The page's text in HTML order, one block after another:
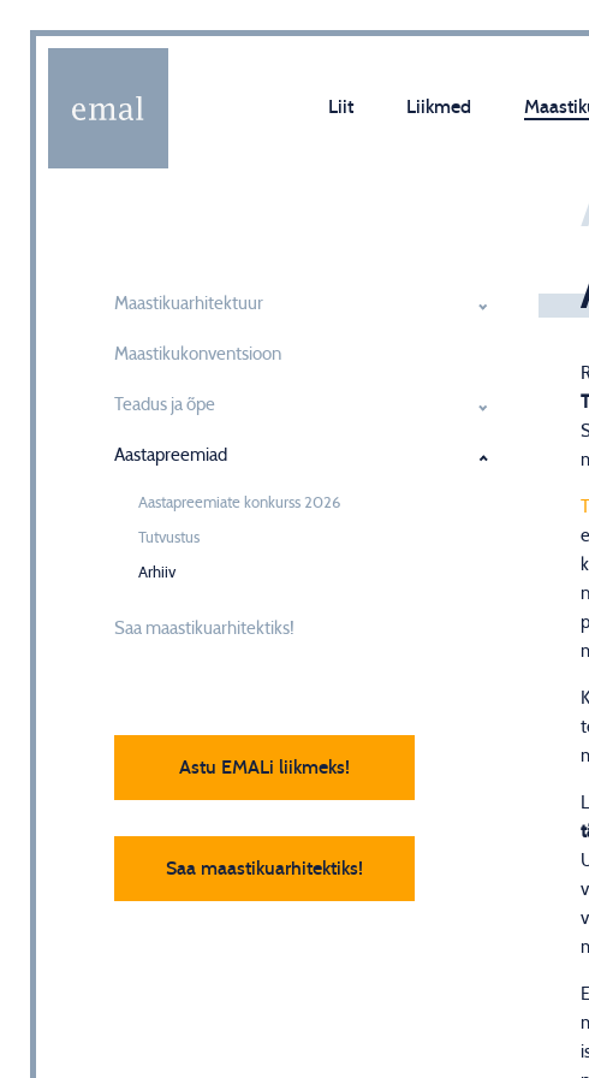
Liit Liikmed
Maastikuarhitektuur
Maastikukonventsioon
Teadus ja õpe
Aastapreemiad
Aastapreemiate konkurss 2026
Tutvustus
Arhiiv
Saa maastikuarhitektiks!
Astu EMALi liikmeks!
Saa maastikuarhitektiks!